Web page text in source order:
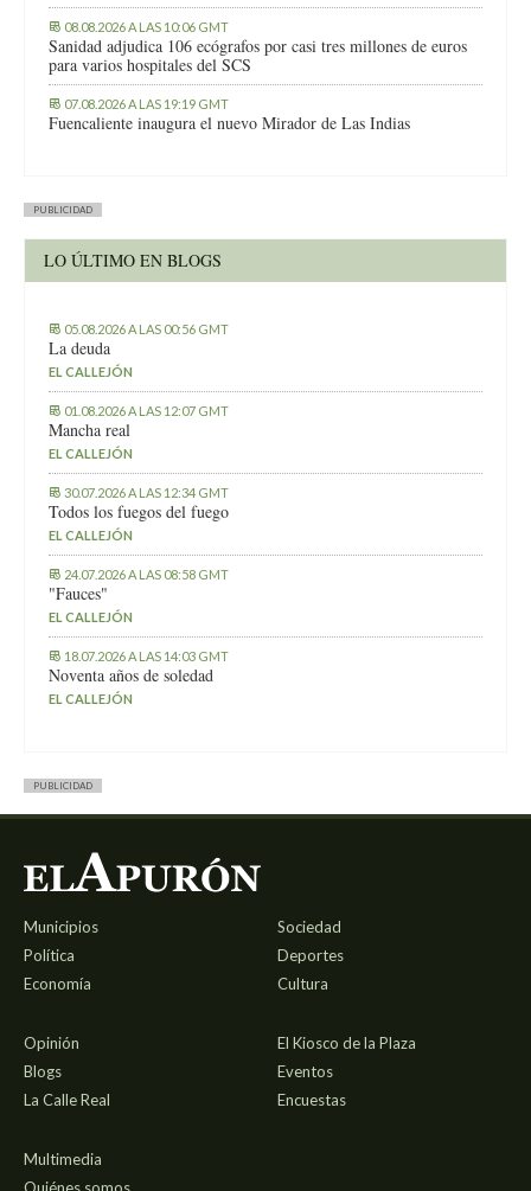
08.08.2026 A LAS 10:06 GMT
Sanidad adjudica 106 ecógrafos por casi tres millones de euros
para varios hospitales del SCS
07.08.2026 A LAS 19:19 GMT
Fuencaliente inaugura el nuevo Mirador de Las Indias
PUBLICIDAD
LO ÚLTIMO EN BLOGS
05.08.2026 A LAS 00:56 GMT
La deuda
EL CALLEJÓN
01.08.2026 A LAS 12:07 GMT
Mancha real
EL CALLEJÓN
30.07.2026 A LAS 12:34 GMT
Todos los fuegos del fuego
EL CALLEJÓN
24.07.2026 A LAS 08:58 GMT
"Fauces"
EL CALLEJÓN
18.07.2026 A LAS 14:03 GMT
Noventa años de soledad
EL CALLEJÓN
PUBLICIDAD
Municipios
Política
Economía
Sociedad
Deportes
Cultura
Opinión
Blogs
La Calle Real
El Kiosco de la Plaza
Eventos
Encuestas
Multimedia